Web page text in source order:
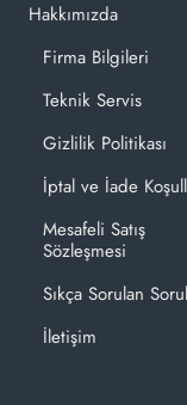
Hakkımızda
Firma Bilgileri
Teknik Servis
Gizlilik Politikası
İptal ve İade
Mesafeli Satış
Sözleşmesi
Sıkça Sorulan
İletişim